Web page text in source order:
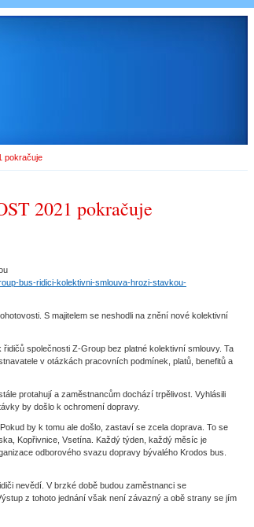
pokračuje
2021 pokračuje
bus-ridici-kolektivni-smlouva-hrozi-stavkou-
S majitelem se neshodli na znění nové kolektivní
společnosti Z-Group bez platné kolektivní smlouvy. Ta
v otázkách pracovních podmínek, platů, benefitů a
protahují a zaměstnancům dochází trpělivost. Vyhlásili
by došlo k ochromení dopravy.
by k tomu ale došlo, zastaví se zcela doprava. To se
Kopřivnice, Vsetína. Každý týden, každý měsíc je
odborového svazu dopravy bývalého Krodos bus.
nevědí. V brzké době budou zaměstnanci se
z tohoto jednání však není závazný a obě strany se jím